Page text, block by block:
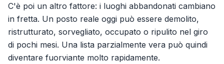
C'è poi un altro fattore: i luoghi abbandonati cambiano
in fretta. Un posto reale oggi può essere demolito,
ristrutturato, sorvegliato, occupato o ripulito nel giro
di pochi mesi. Una lista parzialmente vera può quindi
diventare fuorviante molto rapidamente.